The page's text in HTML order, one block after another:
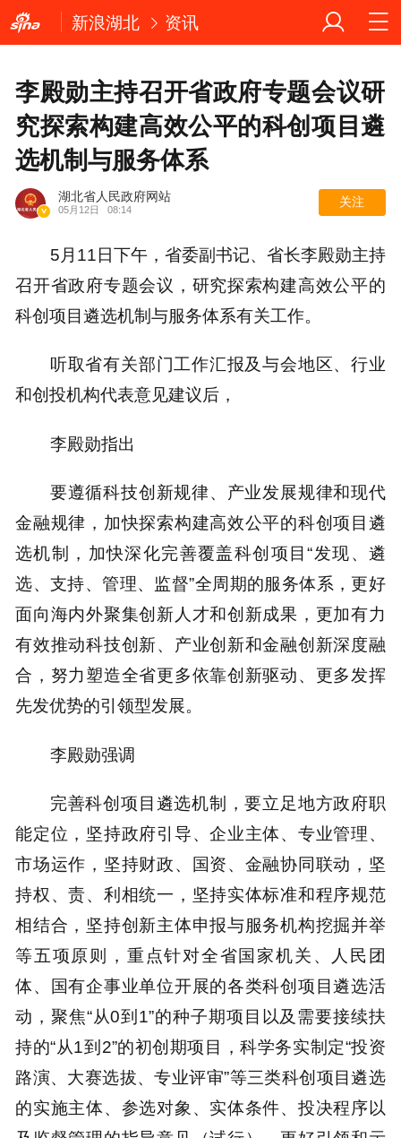
新浪湖北 资讯
李殿勋主持召开省政府专题会议研
究探索构建高效公平的科创项目遴
选机制与服务体系
湖北省人民政府网站
05月12日 08:14
关注
5月11日下午，省委副书记、省长李殿勋主持
召开省政府专题会议，研究探索构建高效公平的
科创项目遴选机制与服务体系有关工作。
听取省有关部门工作汇报及与会地区、行业
和创投机构代表意见建议后，
李殿勋指出
要遵循科技创新规律、产业发展规律和现代
金融规律，加快探索构建高效公平的科创项目遴
选机制，加快深化完善覆盖科创项目“发现、遴
选、支持、管理、监督”全周期的服务体系，更好
面向海内外聚集创新人才和创新成果，更加有力
有效推动科技创新、产业创新和金融创新深度融
合，努力塑造全省更多依靠创新驱动、更多发挥
先发优势的引领型发展。
李殿勋强调
完善科创项目遴选机制，要立足地方政府职
能定位，坚持政府引导、企业主体、专业管理、
市场运作，坚持财政、国资、金融协同联动，坚
持权、责、利相统一，坚持实体标准和程序规范
相结合，坚持创新主体申报与服务机构挖掘并举
等五项原则，重点针对全省国家机关、人民团
体、国有企事业单位开展的各类科创项目遴选活
动，聚焦“从0到1”的种子期项目以及需要接续扶
持的“从1到2”的初创期项目，科学务实制定“投资
路演、大赛选拔、专业评审”等三类科创项目遴选
的实施主体、参选对象、实体条件、投决程序以